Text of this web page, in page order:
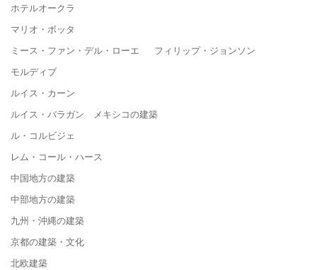
ホテルオークラ
マリオ・ボッタ
ミース・ファン・デル・ローエ フィリップ・ジョンソン
モルディブ
ルイス・カーン
ルイス・バラガン メキシコの建築
ル・コルビジェ
レム・コール・ハース
中国地方の建築
中部地方の建築
九州・沖縄の建築
京都の建築・文化
北欧建築